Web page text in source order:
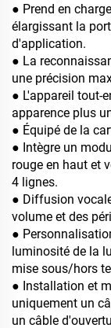
● Prend en
élargissant la
d'application.
● La
une précision
● L'appareil tout-
apparence plus
● Équipé de la
● Intègre un
rouge en haut et
4 lignes.
● Diffusion
volume et des
●
luminosité de la
mise sous/hors
● Installation et
uniquement un
un câble